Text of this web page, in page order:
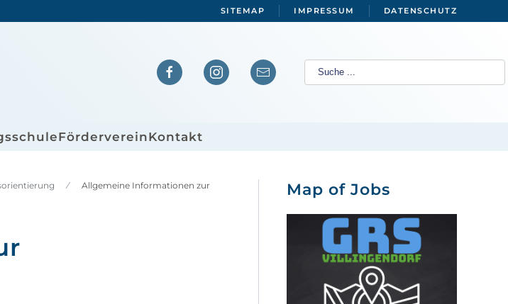
SITEMAP IMPRESSUM DATENSCHUTZ
FördervereinKontakt
Allgemeine Informationen zur
Map of Jobs